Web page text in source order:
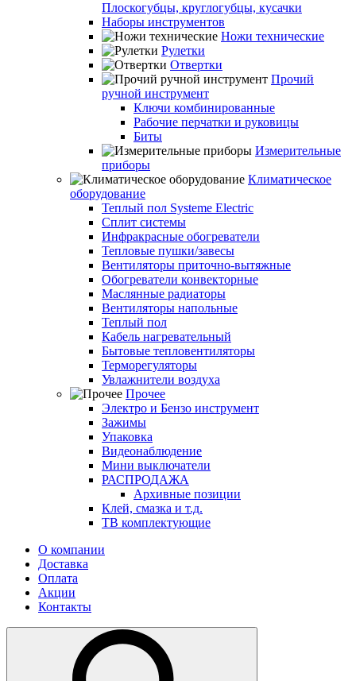
Плоскогубцы, круглогубцы, кусачки
Наборы инструментов
Ножи технические
Рулетки
Отвертки
Прочий
ручной инструмент
Ключи комбинированные
Рабочие перчатки и руковицы
Биты
Измерительные
приборы
Климатическое
оборудование
Теплый пол Systeme Electric
Сплит системы
Инфракрасные обогреватели
Тепловые пушки/завесы
Вентиляторы приточно-вытяжные
Обогреватели конвекторные
Маслянные радиаторы
Вентиляторы напольные
Теплый пол
Кабель нагревательный
Бытовые тепловентиляторы
Терморегуляторы
Увлажнители воздуха
Прочее
Электро и Бензо инструмент
Зажимы
Упаковка
Видеонаблюдение
Мини выключатели
РАСПРОДАЖА
Архивные позиции
Клей, смазка и т.д.
ТВ комплектующие
О компании
Доставка
Оплата
Акции
Контакты